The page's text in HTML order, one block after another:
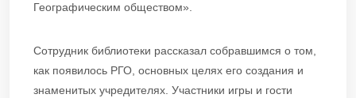
Географическим обществом».
Сотрудник библиотеки рассказал собравшимся о том,
как появилось РГО, основных целях его создания и
знаменитых учредителях. Участники игры и гости